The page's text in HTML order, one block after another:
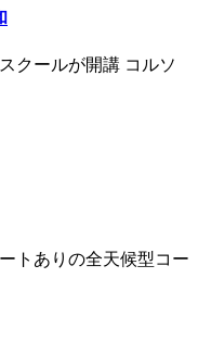
クールが開講 コルソ
トありの全天候型コー